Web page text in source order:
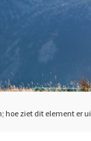
hoe ziet dit element er